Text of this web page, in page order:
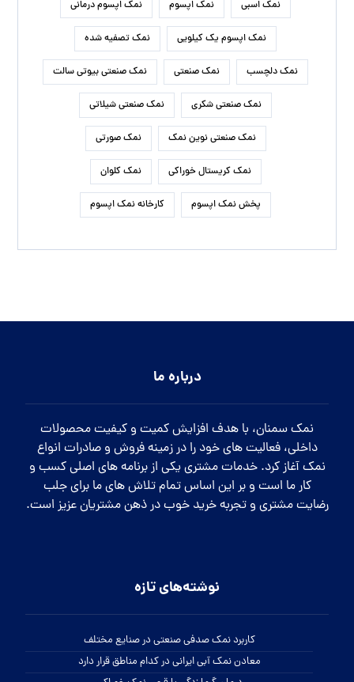
قیمت نمک تصفیه شده قیمت نمک صنعتی
مرکز نمک اپسوم نمک آبی نمک آبی کریستالی
نمک اسبی نمک اپسوم نمک اپسوم درمانی
نمک اپسوم یک کیلویی نمک تصفیه شده
نمک دلچسب نمک صنعتی نمک صنعتی بیوتی سالت
نمک صنعتی شکری نمک صنعتی شیلاتی
نمک صنعتی نوین نمک نمک صورتی
نمک کریستال خوراکی نمک کلوان
درباره ما
نمک سمنان، با هدف افزایش کمیت و کیفیت محصولات
رضایت مشتری و تجربه خرید خوب در ذهن مشتریان عزیز است.
نوشته‌های تازه